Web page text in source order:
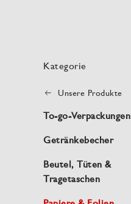
Kategorie
Unsere Produkte
To-go-Verpackungen
Getränkebecher
Beutel, Tüten &
Tragetaschen